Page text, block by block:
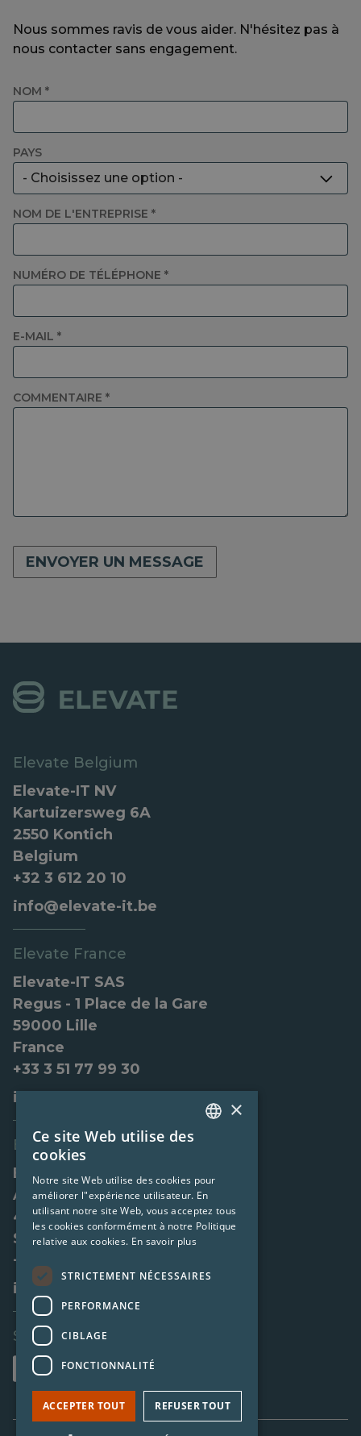
Nous sommes ravis de vous aider. N'hésitez pas à
nous contacter sans engagement.
NOM *
PAYS
- Choisissez une option -
Belgique
France
NOM DE L'ENTREPRISE *
NUMÉRO DE TÉLÉPHONE *
E-MAIL *
COMMENTAIRE *
ENVOYER UN MESSAGE
Elevate Belgium
Elevate-IT NV
Kartuizersweg 6A
2550 Kontich
Belgium
+32 3 612 20 10
info@elevate-it.be
Elevate France
Elevate-IT SAS
Regus - 1 Place de la Gare
59000 Lille
France
+33 3 51 77 99 30
info@elevate-it.fr
Elevate Spain
Elevate-IT SL
Av. de Aragón 30, 12º a-b-c
46021 Valencia
Spain
+34 960 25 94 01
info@elevate-it.es
Social links
×
Ce site Web utilise des
cookies
Notre site Web utilise des cookies pour
améliorer l"expérience utilisateur. En
utilisant notre site Web, vous acceptez tous
les cookies conformément à notre Politique
relative aux cookies. En savoir plus
STRICTEMENT NÉCESSAIRES
PERFORMANCE
CIBLAGE
FONCTIONNALITÉ
ACCEPTER TOUT REFUSER TOUT